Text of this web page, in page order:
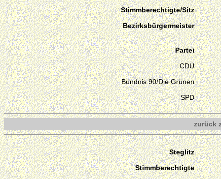
Stimmberechtigte/Sitz
Bezirksbürgermeister
Partei
CDU
Bündnis 90/Die Grünen
SPD
zurück
Steglitz
Stimmberechtigte